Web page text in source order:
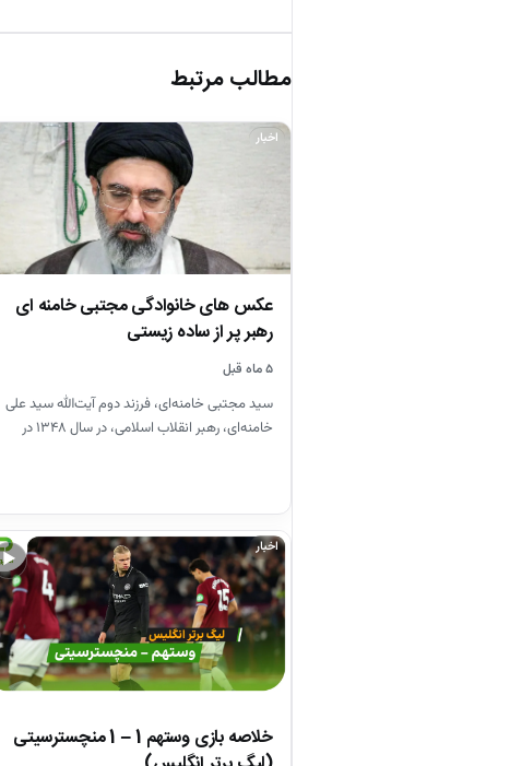
مطالب مرتبط
اخبار
عکس های خانوادگی مجتبی خامنه ای
رهبر پر از ساده زیستی
۵ ماه قبل
سید مجتبی خامنه‌ای، فرزند دوم آیت‌الله سید علی
خامنه‌ای، رهبر انقلاب اسلامی، در سال ۱۳۴۸ در
▶
اخبار
خلاصه بازی وستهم 1 – 1 منچسترسیتی